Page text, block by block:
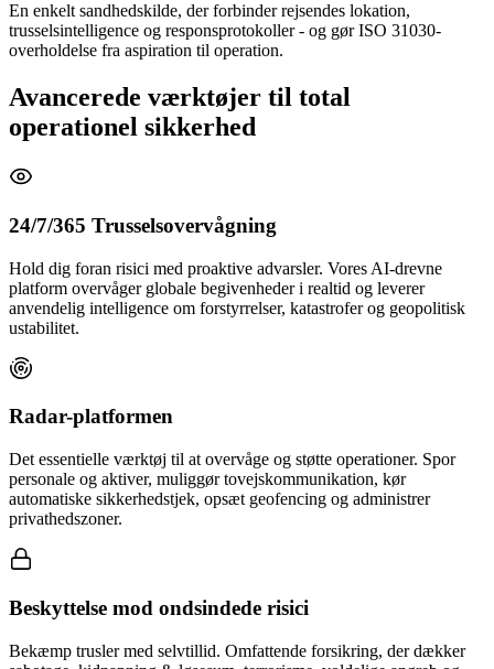
En enkelt sandhedskilde, der forbinder rejsendes lokation,
trusselsintelligence og responsprotokoller - og gør ISO 31030-
overholdelse fra aspiration til operation.
Avancerede værktøjer til total
operationel sikkerhed
24/7/365 Trusselsovervågning
Hold dig foran risici med proaktive advarsler. Vores AI-drevne
platform overvåger globale begivenheder i realtid og leverer
anvendelig intelligence om forstyrrelser, katastrofer og geopolitisk
ustabilitet.
Radar-platformen
Det essentielle værktøj til at overvåge og støtte operationer. Spor
personale og aktiver, muliggør tovejskommunikation, kør
automatiske sikkerhedstjek, opsæt geofencing og administrer
privathedszoner.
Beskyttelse mod ondsindede risici
Bekæmp trusler med selvtillid. Omfattende forsikring, der dækker